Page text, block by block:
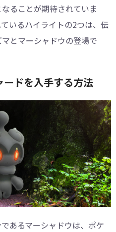
ることが期待されていま
いるハイライトの2つは、伝
とマーシャドウの登場で
ードを入手する方法
あるマーシャドウは、ポケ